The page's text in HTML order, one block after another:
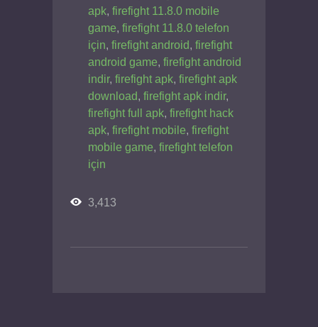
apk, firefight 11.8.0 mobile
game, firefight 11.8.0 telefon
için, firefight android, firefight
android game, firefight android
indir, firefight apk, firefight apk
download, firefight apk indir,
firefight full apk, firefight hack
apk, firefight mobile, firefight
mobile game, firefight telefon
için
3,413